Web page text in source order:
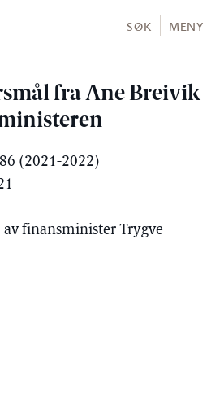
SØK MENY
fra Ane Breivik
(2021-2022)
av finansminister Trygve